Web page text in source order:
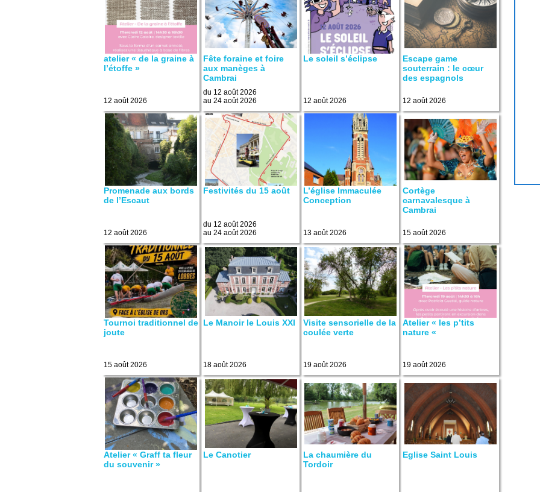
atelier « de la graine à
l’étoffe »
12 août 2026
Fête foraine et foire
aux manèges à
Cambrai
du 12 août 2026
au 24 août 2026
Le soleil s’éclipse
12 août 2026
Escape game
souterrain : le cœur
des espagnols
12 août 2026
Promenade aux bords
de l’Escaut
12 août 2026
Festivités du 15 août
du 12 août 2026
au 24 août 2026
L’église Immaculée
Conception
13 août 2026
Cortège
carnavalesque à
Cambrai
15 août 2026
Tournoi traditionnel de
joute
15 août 2026
Le Manoir le Louis XXI
18 août 2026
Visite sensorielle de la
coulée verte
19 août 2026
Atelier « les p’tits
nature «
19 août 2026
Atelier « Graff ta fleur
du souvenir »
Le Canotier
La chaumière du
Tordoir
Eglise Saint Louis